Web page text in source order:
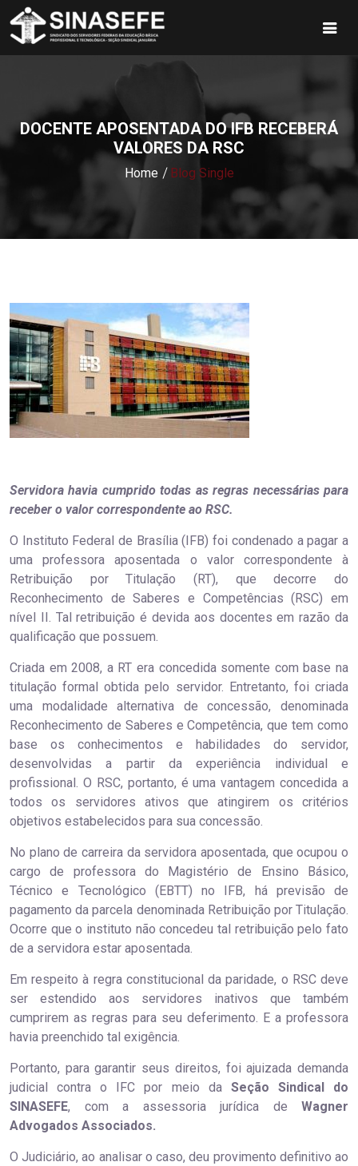
DOCENTE APOSENTADA DO IFB RECEBERÁ
VALORES DA RSC
Home Blog Single
Servidora havia cumprido todas as regras necessárias para
receber o valor correspondente ao RSC.
O Instituto Federal de Brasília (IFB) foi condenado a pagar a
uma professora aposentada o valor correspondente à
Retribuição por Titulação (RT), que decorre do
Reconhecimento de Saberes e Competências (RSC) em
nível II. Tal retribuição é devida aos docentes em razão da
qualificação que possuem.
Criada em 2008, a RT era concedida somente com base na
titulação formal obtida pelo servidor. Entretanto, foi criada
uma modalidade alternativa de concessão, denominada
Reconhecimento de Saberes e Competência, que tem como
base os conhecimentos e habilidades do servidor,
desenvolvidas a partir da experiência individual e
profissional. O RSC, portanto, é uma vantagem concedida a
todos os servidores ativos que atingirem os critérios
objetivos estabelecidos para sua concessão.
No plano de carreira da servidora aposentada, que ocupou o
cargo de professora do Magistério de Ensino Básico,
Técnico e Tecnológico (EBTT) no IFB, há previsão de
pagamento da parcela denominada Retribuição por Titulação.
Ocorre que o instituto não concedeu tal retribuição pelo fato
de a servidora estar aposentada.
Em respeito à regra constitucional da paridade, o RSC deve
ser estendido aos servidores inativos que também
cumprirem as regras para seu deferimento. E a professora
havia preenchido tal exigência.
Portanto, para garantir seus direitos, foi ajuizada demanda
judicial contra o IFC por meio daSeção Sindical do
SINASEFE, com a assessoria jurídica de Wagner
Advogados Associados.
O Judiciário, ao analisar o caso, deu provimento definitivo ao